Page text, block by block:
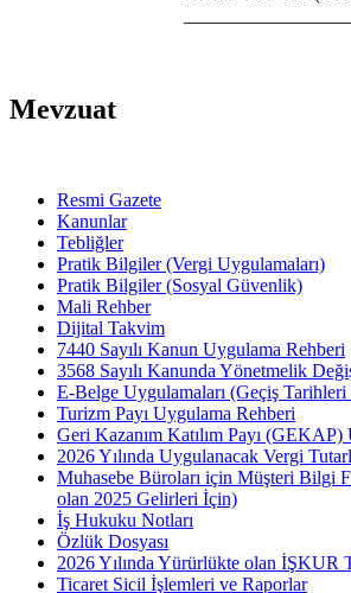
Mevzuat
Resmi Gazete
Kanunlar
Tebliğler
Pratik Bilgiler (Vergi Uygulamaları)
Pratik Bilgiler (Sosyal Güvenlik)
Mali Rehber
Dijital Takvim
7440 Sayılı Kanun Uygulama Rehberi
3568 Sayılı Kanunda Yönetmelik
E-Belge Uygulamaları (Geçiş
Turizm Payı Uygulama Rehberi
Geri Kazanım Katılım Payı
2026 Yılında Uygulanacak Vergi
Muhasebe Büroları için Müşteri Bilgi
olan 2025 Gelirleri İçin)
İş Hukuku Notları
Özlük Dosyası
2026 Yılında Yürürlükte olan İŞKUR
Ticaret Sicil İşlemleri ve Raporlar